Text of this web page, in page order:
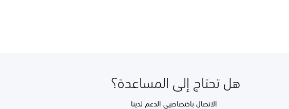
هل تحتاج إلى المساعدة؟
الاتصال باختصاصيي الدعم لدينا